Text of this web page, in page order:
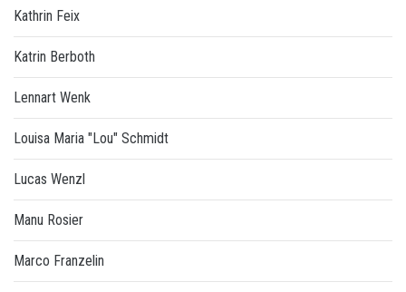
Kathrin Feix
Katrin Berboth
Lennart Wenk
Louisa Maria "Lou" Schmidt
Lucas Wenzl
Manu Rosier
Marco Franzelin